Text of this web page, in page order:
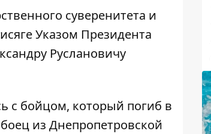
суверенитета и
Указом Президента
Руслановичу
с бойцом, который погиб в
боец из Днепропетровской